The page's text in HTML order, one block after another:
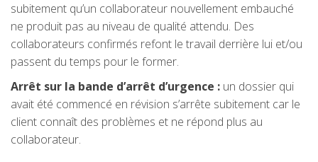
subitement qu’un collaborateur nouvellement embauché
ne produit pas au niveau de qualité attendu. Des
collaborateurs confirmés refont le travail derrière lui et/ou
passent du temps pour le former.
Arrêt sur la bande d’arrêt d’urgence : un dossier qui
avait été commencé en révision s’arrête subitement car le
client connaît des problèmes et ne répond plus au
collaborateur.